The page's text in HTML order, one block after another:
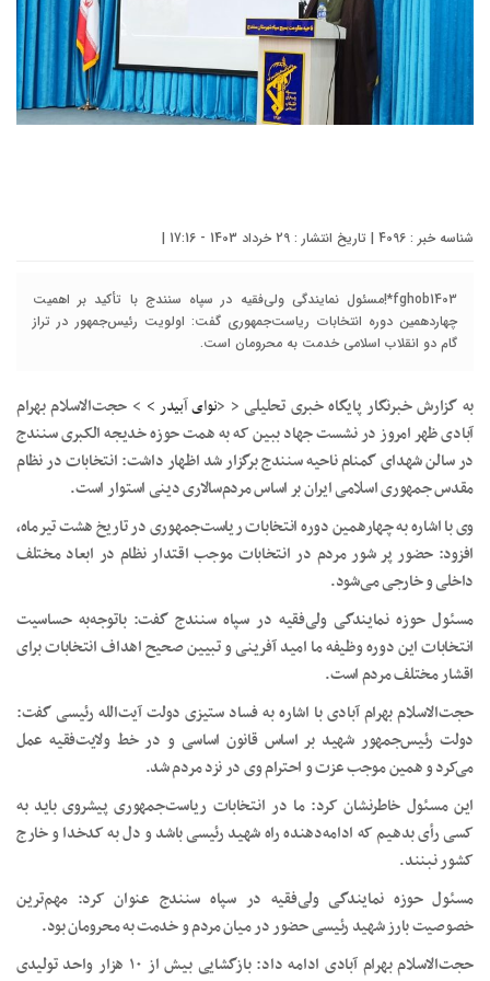
شناسه خبر : 4096 | تاریخ انتشار : 29 خرداد 1403 - 17:16 |
fghob1403*!مسئول نمایندگی ولی‌فقیه در سپاه سنندج با تأکید بر اهمیت
چهاردهمین دوره انتخابات ریاست‌جمهوری گفت: اولویت رئیس‌جمهور در تراز
گام دو انقلاب اسلامی خدمت به محرومان است.
به گزارش خبرنگار پایگاه خبری تحلیلی < <نوای آبیدر > > حجت‌الاسلام بهرام
آبادی ظهر امروز در نشست جهاد ببین که به همت حوزه خدیجه الکبری سنندج
در سالن شهدای گمنام ناحیه سنندج برگزار شد اظهار داشت: انتخابات در نظام
مقدس جمهوری اسلامی ایران بر اساس مردم‌سالاری دینی استوار است.
وی با اشاره به چهارهمین دوره انتخابات ریاست‌جمهوری در تاریخ هشت تیرماه،
افزود: حضور پر شور مردم در انتخابات موجب اقتدار نظام در ابعاد مختلف
داخلی و خارجی می‌شود.
مسئول حوزه نمایندگی ولی‌فقیه در سپاه سنندج گفت: باتوجه‌به حساسیت
انتخابات این دوره وظیفه ما امید آفرینی و تبیین صحیح اهداف انتخابات برای
اقشار مختلف مردم است.
حجت‌الاسلام بهرام آبادی با اشاره به فساد ستیزی دولت آیت‌الله رئیسی گفت:
دولت رئیس‌جمهور شهید بر اساس قانون اساسی و در خط ولایت‌فقیه عمل
می‌کرد و همین موجب عزت و احترام وی در نزد مردم شد.
این مسئول خاطرنشان کرد: ما در انتخابات ریاست‌جمهوری پیشروی باید به
کسی رأی بدهیم که ادامه‌دهنده راه شهید رئیسی باشد و دل به کدخدا و خارج
کشور نبنند.
مسئول حوزه نمایندگی ولی‌فقیه در سپاه سنندج عنوان کرد: مهم‌ترین
خصوصیت بارز شهید رئیسی حضور در میان مردم و خدمت به محرومان بود.
حجت‌الاسلام بهرام آبادی ادامه داد: بازگشایی بیش از ۱۰ هزار واحد تولیدی